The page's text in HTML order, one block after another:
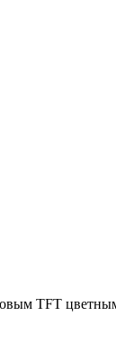
TFT